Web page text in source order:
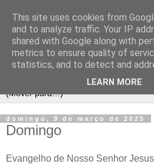
domingo, 9 de março de 2025
Domingo
Evangelho de Nosso Senhor
This site uses cookies from
and to analyze traffic. Your IP
shared with Google along with
metrics to ensure quality of
statistics, and to detect and
LEARN MORE